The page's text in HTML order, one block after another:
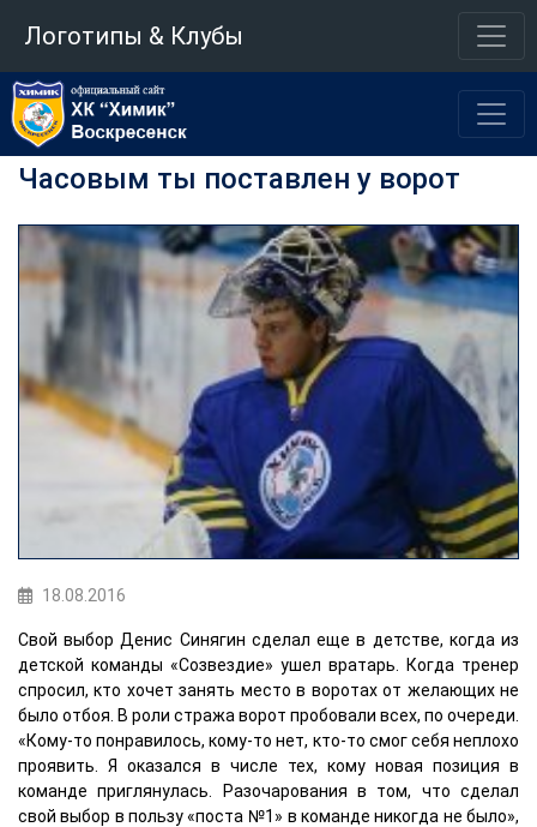
Логотипы & Клубы
Часовым ты поставлен у ворот
18.08.2016
Свой выбор Денис Синягин сделал еще в детстве, когда из
детской команды «Созвездие» ушел вратарь. Когда тренер
спросил, кто хочет занять место в воротах от желающих не
было отбоя. В роли стража ворот пробовали всех, по очереди.
«Кому-то понравилось, кому-то нет, кто-то смог себя неплохо
проявить. Я оказался в числе тех, кому новая позиция в
команде приглянулась. Разочарования в том, что сделал
свой выбор в пользу «поста №1» в команде никогда не было»,